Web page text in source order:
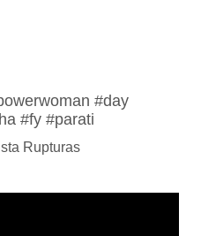
#day
#fy #parati
Rupturas